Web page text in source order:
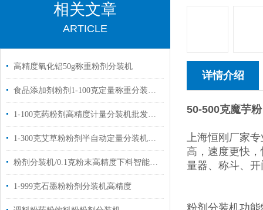
相关文章
ARTICLE
高精度氧化铝50g称重粉剂分装机
食品添加剂粉剂1-100克定量称重分装机品牌
1-100克药粉剂高精度计量分装机批发价格
1-300克艾草粉粉剂半自动定量分装机设备
粉剂分装机/0.1克粉末高精度下料智能分装机1台起批
1-999克石墨粉粉剂分装机高精度
详情介绍
50-500克魔芋
上海恒刚厂家
高，速度更快
量器、称斗、
粉剂分装机功